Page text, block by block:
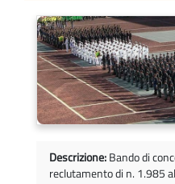
Descrizione:Bando di
reclutamento di n. 1.985